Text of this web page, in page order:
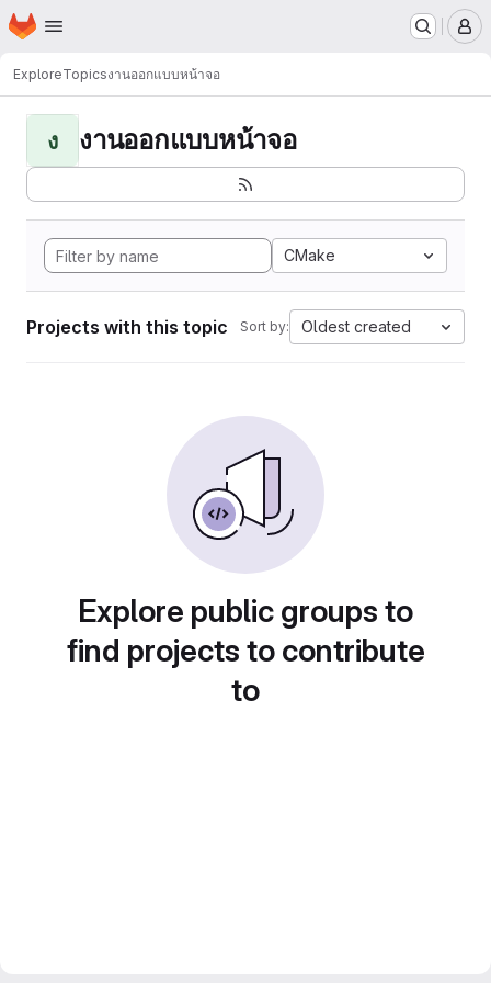
Skip to main content
Homepage
ExploreTopicsงานออกแบบหน้าจอ
ง งานออกแบบหน้าจอ
CMake
Projects with this topic Sort by: Oldest created
Explore public groups to
find projects to contribute
to